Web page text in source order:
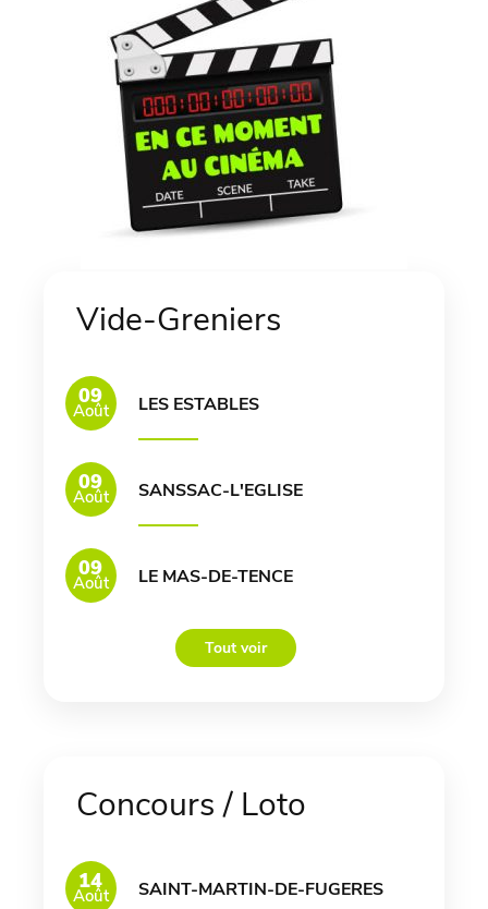
Vide-Greniers
09
Août LES ESTABLES
09
Août SANSSAC-L'EGLISE
09
Août LE MAS-DE-TENCE
Tout voir
Concours / Loto
14
Août SAINT-MARTIN-DE-FUGERES